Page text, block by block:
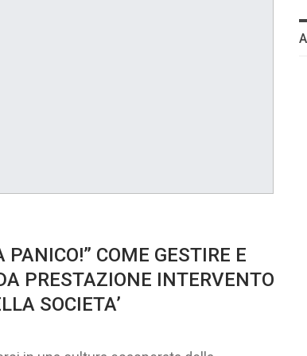
COME GESTIRE E
PRESTAZIONE INTERVENTO
SOCIETA’